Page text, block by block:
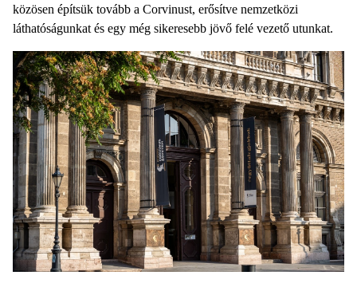
közösen építsük tovább a Corvinust, erősítve nemzetközi
láthatóságunkat és egy még sikeresebb jövő felé vezető utunkat.